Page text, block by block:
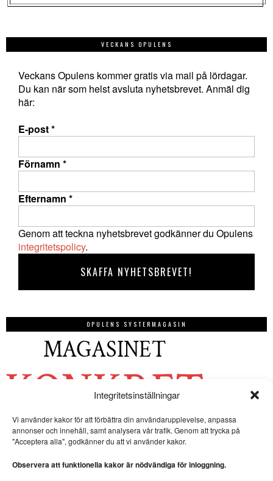
Integritetsinställningar
Vi använder kakor för att förbättra din användarupplevelse, anpassa
annonser och innehåll, samt analysera vår trafik. Genom att trycka på
"Acceptera alla", godkänner du att vi använder kakor.
Observera att funktionella kakor är nödvändiga för inloggning.
VECKANS OPULENS
Veckans Opulens kommer gratis via mail på lördagar.
Du kan när som helst avsluta nyhetsbrevet. Anmäl dig
här:
E-post*
Förnamn *
Efternamn *
Genom att teckna nyhetsbrevet godkänner du Opulens
integritetspolicy.
OPULENS SYSTERMAGASIN